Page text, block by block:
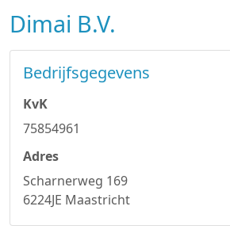
Dimai B.V.
Bedrijfsgegevens
KvK
75854961
Adres
Scharnerweg 169
6224JE Maastricht